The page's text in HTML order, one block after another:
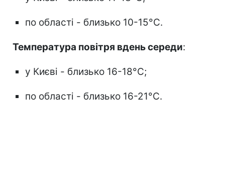
по області - близько 10-15°С.
Температура повітря вдень середи:
у Києві - близько 16-18°С;
по області - близько 16-21°С.